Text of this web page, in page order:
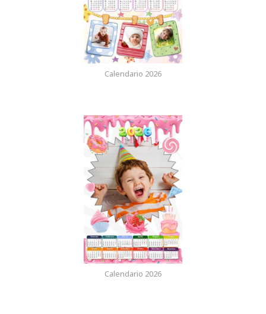
Calendario 2026
Calendario 2026